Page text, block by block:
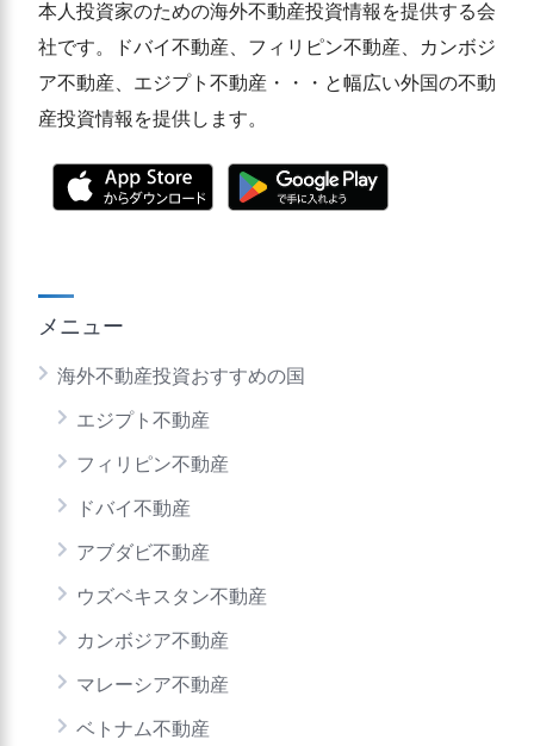
本人投資家のための海外不動産投資情報を提供する会
社です。ドバイ不動産、フィリピン不動産、カンボジ
ア不動産、エジプト不動産・・・と幅広い外国の不動
産投資情報を提供します。
メニュー
海外不動産投資おすすめの国
エジプト不動産
フィリピン不動産
ドバイ不動産
アブダビ不動産
ウズベキスタン不動産
カンボジア不動産
マレーシア不動産
ベトナム不動産